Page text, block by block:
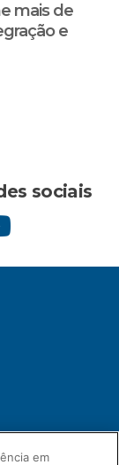
mais de
e
sociais
em